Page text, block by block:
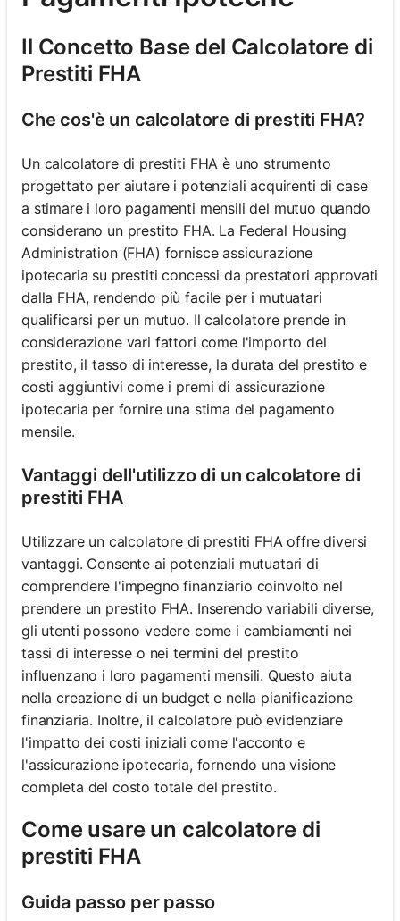
Il Concetto Base del Calcolatore di
Prestiti FHA
Che cos'è un calcolatore di prestiti FHA?
Un calcolatore di prestiti FHA è uno strumento
progettato per aiutare i potenziali acquirenti di case
a stimare i loro pagamenti mensili del mutuo quando
considerano un prestito FHA. La Federal Housing
Administration (FHA) fornisce assicurazione
ipotecaria su prestiti concessi da prestatori approvati
dalla FHA, rendendo più facile per i mutuatari
qualificarsi per un mutuo. Il calcolatore prende in
considerazione vari fattori come l'importo del
prestito, il tasso di interesse, la durata del prestito e
costi aggiuntivi come i premi di assicurazione
ipotecaria per fornire una stima del pagamento
mensile.
Vantaggi dell'utilizzo di un calcolatore di
prestiti FHA
Utilizzare un calcolatore di prestiti FHA offre diversi
vantaggi. Consente ai potenziali mutuatari di
comprendere l'impegno finanziario coinvolto nel
prendere un prestito FHA. Inserendo variabili diverse,
gli utenti possono vedere come i cambiamenti nei
tassi di interesse o nei termini del prestito
influenzano i loro pagamenti mensili. Questo aiuta
nella creazione di un budget e nella pianificazione
finanziaria. Inoltre, il calcolatore può evidenziare
l'impatto dei costi iniziali come l'acconto e
l'assicurazione ipotecaria, fornendo una visione
completa del costo totale del prestito.
Come usare un calcolatore di
prestiti FHA
Guida passo per passo